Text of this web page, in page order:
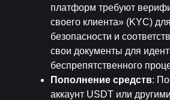
платформ требуют
своего клиента» (KYC)
безопасности и
свои документы для
беспрепятственного
Пополнение средств:
аккаунт USDT или